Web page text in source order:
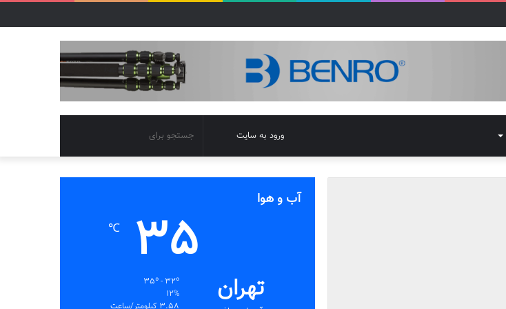
برای
تغییر
پوسته
ورود به سایت
آب و هوا
تهران
35
℃
35º - 32º
12%
3.58 کیلومتر/ساعت